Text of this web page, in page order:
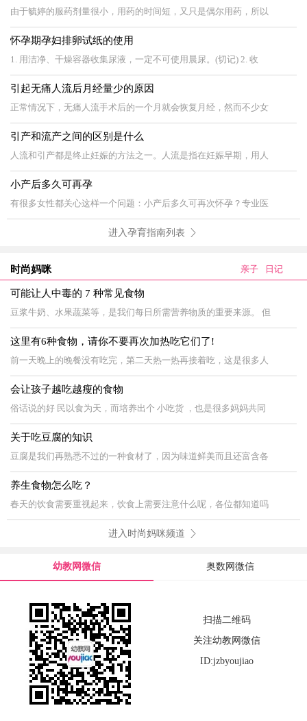
由于毓婷的服药剂量很小，用药的时间短，又只是偶尔用药，所以
怀孕期孕妇排卵试纸的使用
1. 用洁净、干燥容器收集尿液，一定不可使用晨尿。(切记) 2. 收
引起无痛人流后月经量少的原因
正常情况下，无痛人流手术后的一个月就会恢复月经，然而不少女
引产和流产之间的区别是什么
人流和引产都是终止妊娠的方法之一。人流是指在妊娠早期，用人
小产后多久可再孕
有很多女性都关心这样一个问题：小产后多久可再次怀孕？专业医
进入孕育指南列表
时尚妈咪 亲子 日记
可能让人中毒的 7 种常见食物
豆浆牛奶、水果蔬菜等，是我们每日所需营养物质的重要来源。 但
这里有6种食物，请你不要再次加热吃它们了!
前一天晚上的晚餐没有吃完，第二天热一热再接着吃，这是很多人
会让孩子越吃越瘦的食物
俗话说的好 民以食为天，而培养出个 小吃货 ，也是很多妈妈共同
关于吃豆腐的知识
豆腐是我们再熟悉不过的一种食材了，因为味道鲜美而且还富含各
养生食物怎么吃？
春天的饮食需要重视起来，饮食上需要注意什么呢，各位都知道吗
进入时尚妈咪频道
幼教网微信 奥数网微信
扫描二维码
关注幼教网微信
ID:jzbyoujiao